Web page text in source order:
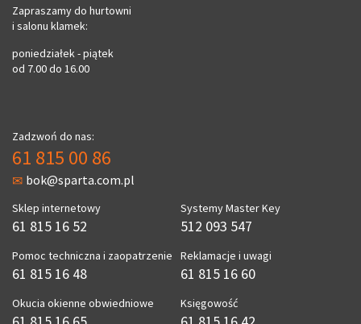
Zapraszamy do hurtowni
i salonu klamek:
poniedziałek - piątek
od 7.00 do 16.00
Zadzwoń do nas:
61 815 00 86
bok@sparta.com.pl
Sklep internetowy
61 815 16 52
Pomoc techniczna i zaopatrzenie
61 815 16 48
Okucia okienne obwiedniowe
Systemy Master Key
512 093 547
Reklamacje i uwagi
61 815 16 60
Księgowość